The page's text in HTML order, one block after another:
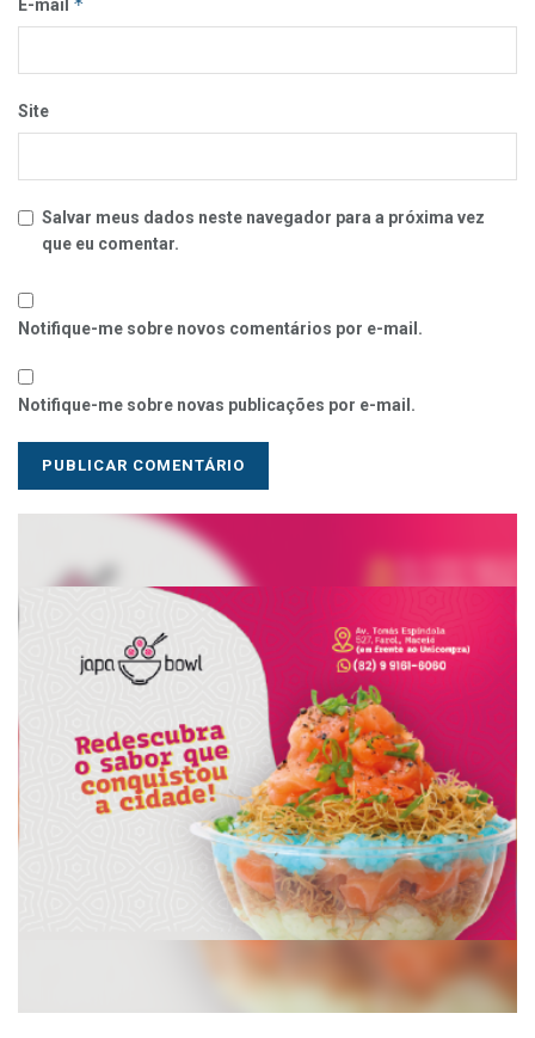
E-mail
Site
Salvar meus dados neste navegador para a próxima vez
que eu comentar.
Notifique-me sobre novos comentários por e-mail.
Notifique-me sobre novas publicações por e-mail.